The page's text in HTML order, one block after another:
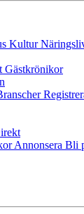
Kultur
Gästkrönikor
Annonsera Bli